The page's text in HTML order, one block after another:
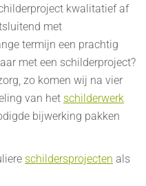
kwalitatief af
met
termijn een prachtig
met een schilderproject?
zo komen wij na vier
van het schilderwerk
bijwerking pakken
schildersprojecten als